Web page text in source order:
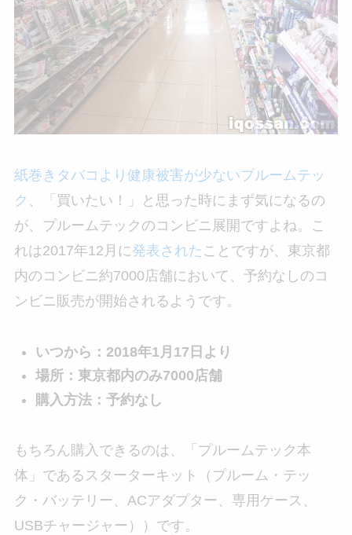
紙巻きタバコより健康被害が少ないプルームテッ
ク
、「買いたい！」と思った時にまず気になるの
が、プルームテックのコンビニ展開ですよね。こ
れは2017年12月に 発表された ことですが、東京都
内のコンビニ約7000店舗において、予約なしのコ
ンビニ販売が開始されるようです。
いつから：2018年1月17日より
場所：東京都内のみ7000店舗
購入方法：予約なし
もちろん購入できるのは、「プルームテック本
体」であるスターターキット（プルーム・テッ
ク・バッテリー、ACアダプター、専用ケース、
USBチャージャー））です。